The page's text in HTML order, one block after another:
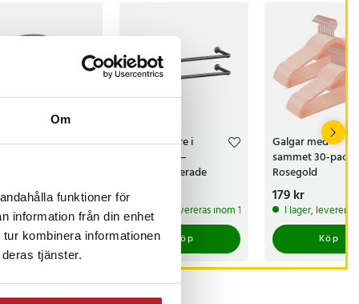
Om
funktioner för
information från din enhet
kombinera informationen
tjänster.
cykelsadel
:149 kr
kr
levereras inom 1-2 vardagar
Köp
Klädhängare i
industristil –
Väggmonterade
Pris
369 kr
I lager, levereras inom 1-2 vardagar
Köp
Galgar med
sammet 30-pack
Rosegold
Pris :179 kr
179 kr
I lager,
Köp